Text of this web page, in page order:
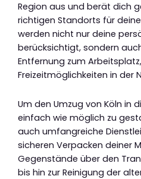
Region aus und berät dich
richtigen Standorts für
werden nicht nur deine
berücksichtigt, sondern
Entfernung zum
Freizeitmöglichkeiten in der
Um den Umzug von Köln in
einfach wie möglich zu
auch umfangreiche
sicheren Verpacken deiner
Gegenstände über den
bis hin zur Reinigung der